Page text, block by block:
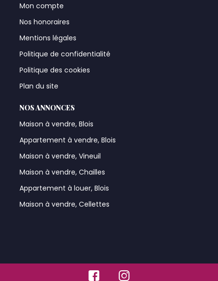
Mon compte
Nos honoraires
Mentions légales
Politique de confidentialité
Politique des cookies
Plan du site
NOS ANNONCES
Maison à vendre, Blois
Appartement à vendre, Blois
Maison à vendre, Vineuil
Maison à vendre, Chailles
Appartement à louer, Blois
Maison à vendre, Cellettes